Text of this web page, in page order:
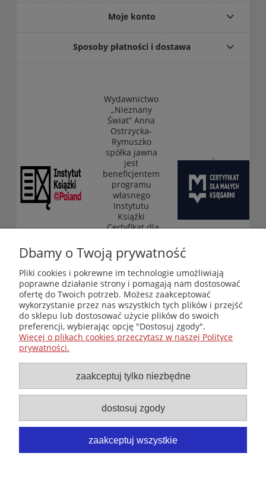
Moje konto
Sposoby płatności i dostawa
Wydawnictwo
„Nieznany
Świat” Anna
Ostrzycka-
Rymuszko
spółka jawna
jest
beneficjentem
programu
własnego
Instytutu
Książki
„Certyfikat dla
księgarni”
(edycja 2025-
2026)
Księgarnia-Galeria "Nieznany Świat" - internetowy sklep
ezoteryczny online
Zapraszamy również do odwiedzenia naszej księgarni
stacjonarnej przy ul. Kredytowej 2 w Warszawie
© Copyright 2014-2026 Wydawnictwo "Nieznany Świat"
Wszelkie prawa zastrzeżone
Dbamy o Twoją prywatność
Pliki cookies i pokrewne im technologie umożliwiają
poprawne działanie strony i pomagają nam dostosować
ofertę do Twoich potrzeb. Możesz zaakceptować
wykorzystanie przez nas wszystkich tych plików i przejść
do sklepu lub dostosować użycie plików do swoich
preferencji, wybierając opcję "Dostosuj zgody".
Więcej o plikach cookies przeczytasz w naszej Polityce
prywatności.
zaakceptuj tylko niezbędne
dostosuj zgody
zaakceptuj wszystkie